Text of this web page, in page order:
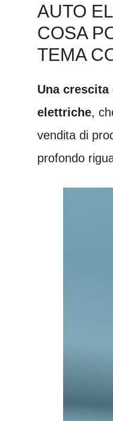
AUTO
COSA
TEMA
Una
elettriche,
vendita di
profondo